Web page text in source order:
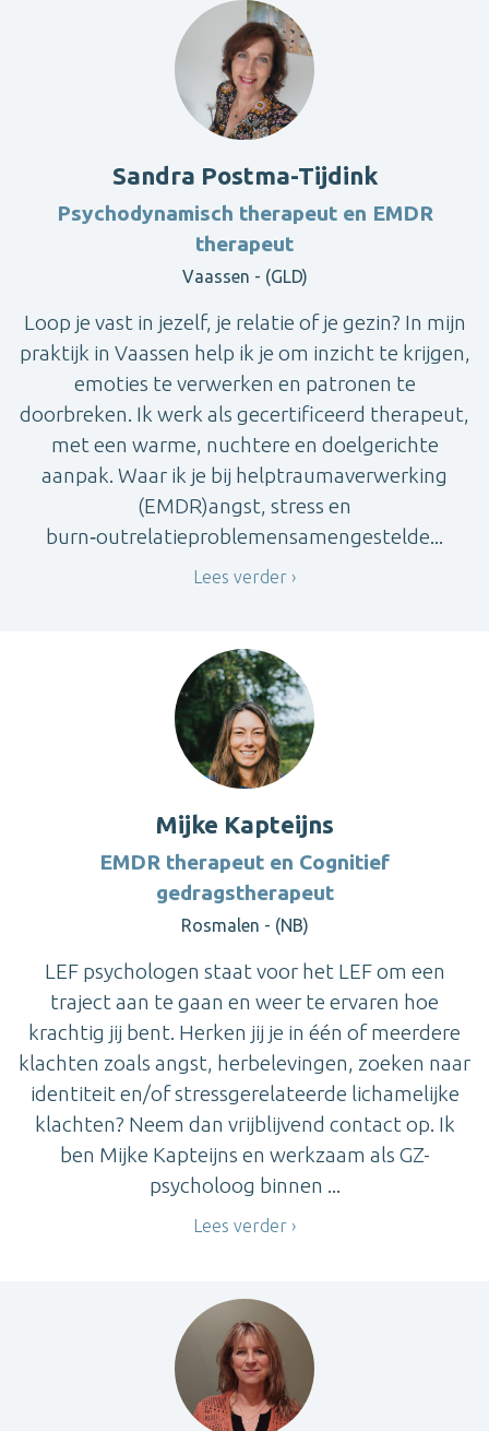
Sandra Postma-Tijdink
Psychodynamisch therapeut en EMDR
therapeut
Vaassen - (GLD)
Loop je vast in jezelf, je relatie of je gezin? In mijn
praktijk in Vaassen help ik je om inzicht te krijgen,
emoties te verwerken en patronen te
doorbreken. Ik werk als gecertificeerd therapeut,
met een warme, nuchtere en doelgerichte
aanpak. Waar ik je bij helptraumaverwerking
(EMDR)angst, stress en
burn‑outrelatieproblemensamengestelde...
Lees verder
Mijke Kapteijns
EMDR therapeut en Cognitief
gedragstherapeut
Rosmalen - (NB)
LEF psychologen staat voor het LEF om een
traject aan te gaan en weer te ervaren hoe
krachtig jij bent. Herken jij je in één of meerdere
klachten zoals angst, herbelevingen, zoeken naar
identiteit en/of stressgerelateerde lichamelijke
klachten? Neem dan vrijblijvend contact op. Ik
ben Mijke Kapteijns en werkzaam als GZ-
psycholoog binnen ...
Lees verder